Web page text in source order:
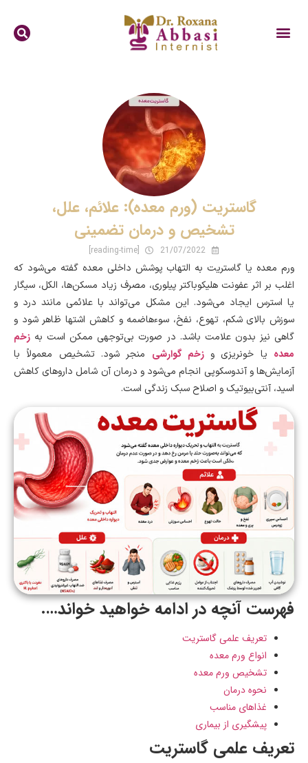
گاستریت (ورم معده): علائم، علل،
تشخیص و درمان تضمینی
21/07/2022
[reading-time]
ورم معده یا گاستریت به التهاب پوشش داخلی معده گفته می‌شود که
اغلب بر اثر عفونت هلیکوباکتر پیلوری، مصرف زیاد مسکن‌ها، الکل، سیگار
یا استرس ایجاد می‌شود. این مشکل می‌تواند با علائمی مانند درد و
سوزش بالای شکم، تهوع، نفخ، سوءهاضمه و کاهش اشتها ظاهر شود و
گاهی نیز بدون علامت باشد. در صورت بی‌توجهی ممکن است به زخم
معده یا خونریزی وزخم گوارشی منجر شود. تشخیص معمولاً با
آزمایش‌ها و آندوسکوپی انجام می‌شود و درمان آن شامل داروهای کاهش
اسید، آنتی‌بیوتیک و اصلاح سبک زندگی است.
فهرست آنچه در ادامه خواهید خواند….
تعریف علمی گاستریت
انواع ورم معده
تشخیص ورم معده
نحوه درمان
غذاهای مناسب
پیشگیری از بیماری
تعریف علمی گاستریت